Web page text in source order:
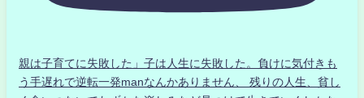
親は子育てに失敗した」子は人生に失敗した。負けに気付きも
う手遅れで逆転一発manなんかありません、 残りの人生、貧し